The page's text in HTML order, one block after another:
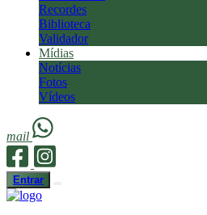
Recordes
Biblioteca
Validador
Mídias
Notícias
Fotos
Vídeos
mail
Entrar